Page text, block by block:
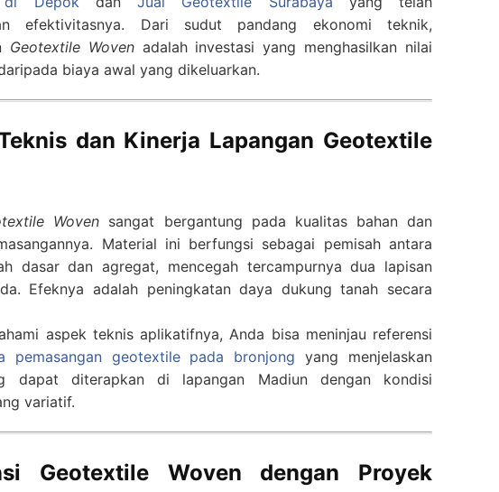
efektivitasnya. Dari sudut pandang ekonomi teknik,
Geotextile Wovenadalah investasi yang menghasilkan nilai
biaya awal yang dikeluarkan.
dan Kinerja Lapangan Geotextile
Woven sangat bergantung pada kualitas bahan dan
Material ini berfungsi sebagai pemisah antara
dasar dan agregat, mencegah tercampurnya dua lapisan
Efeknya adalah peningkatan daya dukung tanah secara
aspek teknis aplikatifnya, Anda bisa meninjau referensi
pemasangan geotextile pada bronjong yang menjelaskan
dapat diterapkan di lapangan Madiun dengan kondisi
variatif.
Geotextile Woven dengan Proyek